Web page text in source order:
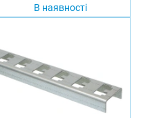
В наявності